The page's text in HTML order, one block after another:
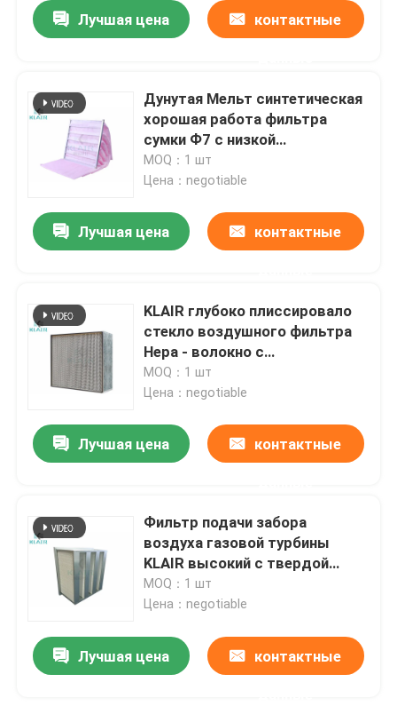
Дом
Продукты
О нас
Лучшая цена контактные
Дунутая Мельт синтетическая
хорошая работа фильтра
сумки Ф7 с низкой
стоимостью энергии
MOQ：1 шт
Цена：negotiable
Лучшая цена контактные
KLAIR глубоко плиссировало
стекло воздушного фильтра
Hepa - волокно с
сопротивлением PA 600
окончательным
MOQ：1 шт
Цена：negotiable
Лучшая цена контактные
Фильтр подачи забора
воздуха газовой турбины
KLAIR высокий с твердой
гальванизированной стальной
конструкцией 24x24x12
MOQ：1 шт
Цена：negotiable
Лучшая цена контактные
Высокий фильтр сумки емкости загрузки пыли твердый для Пыл-груженых окружающих сред